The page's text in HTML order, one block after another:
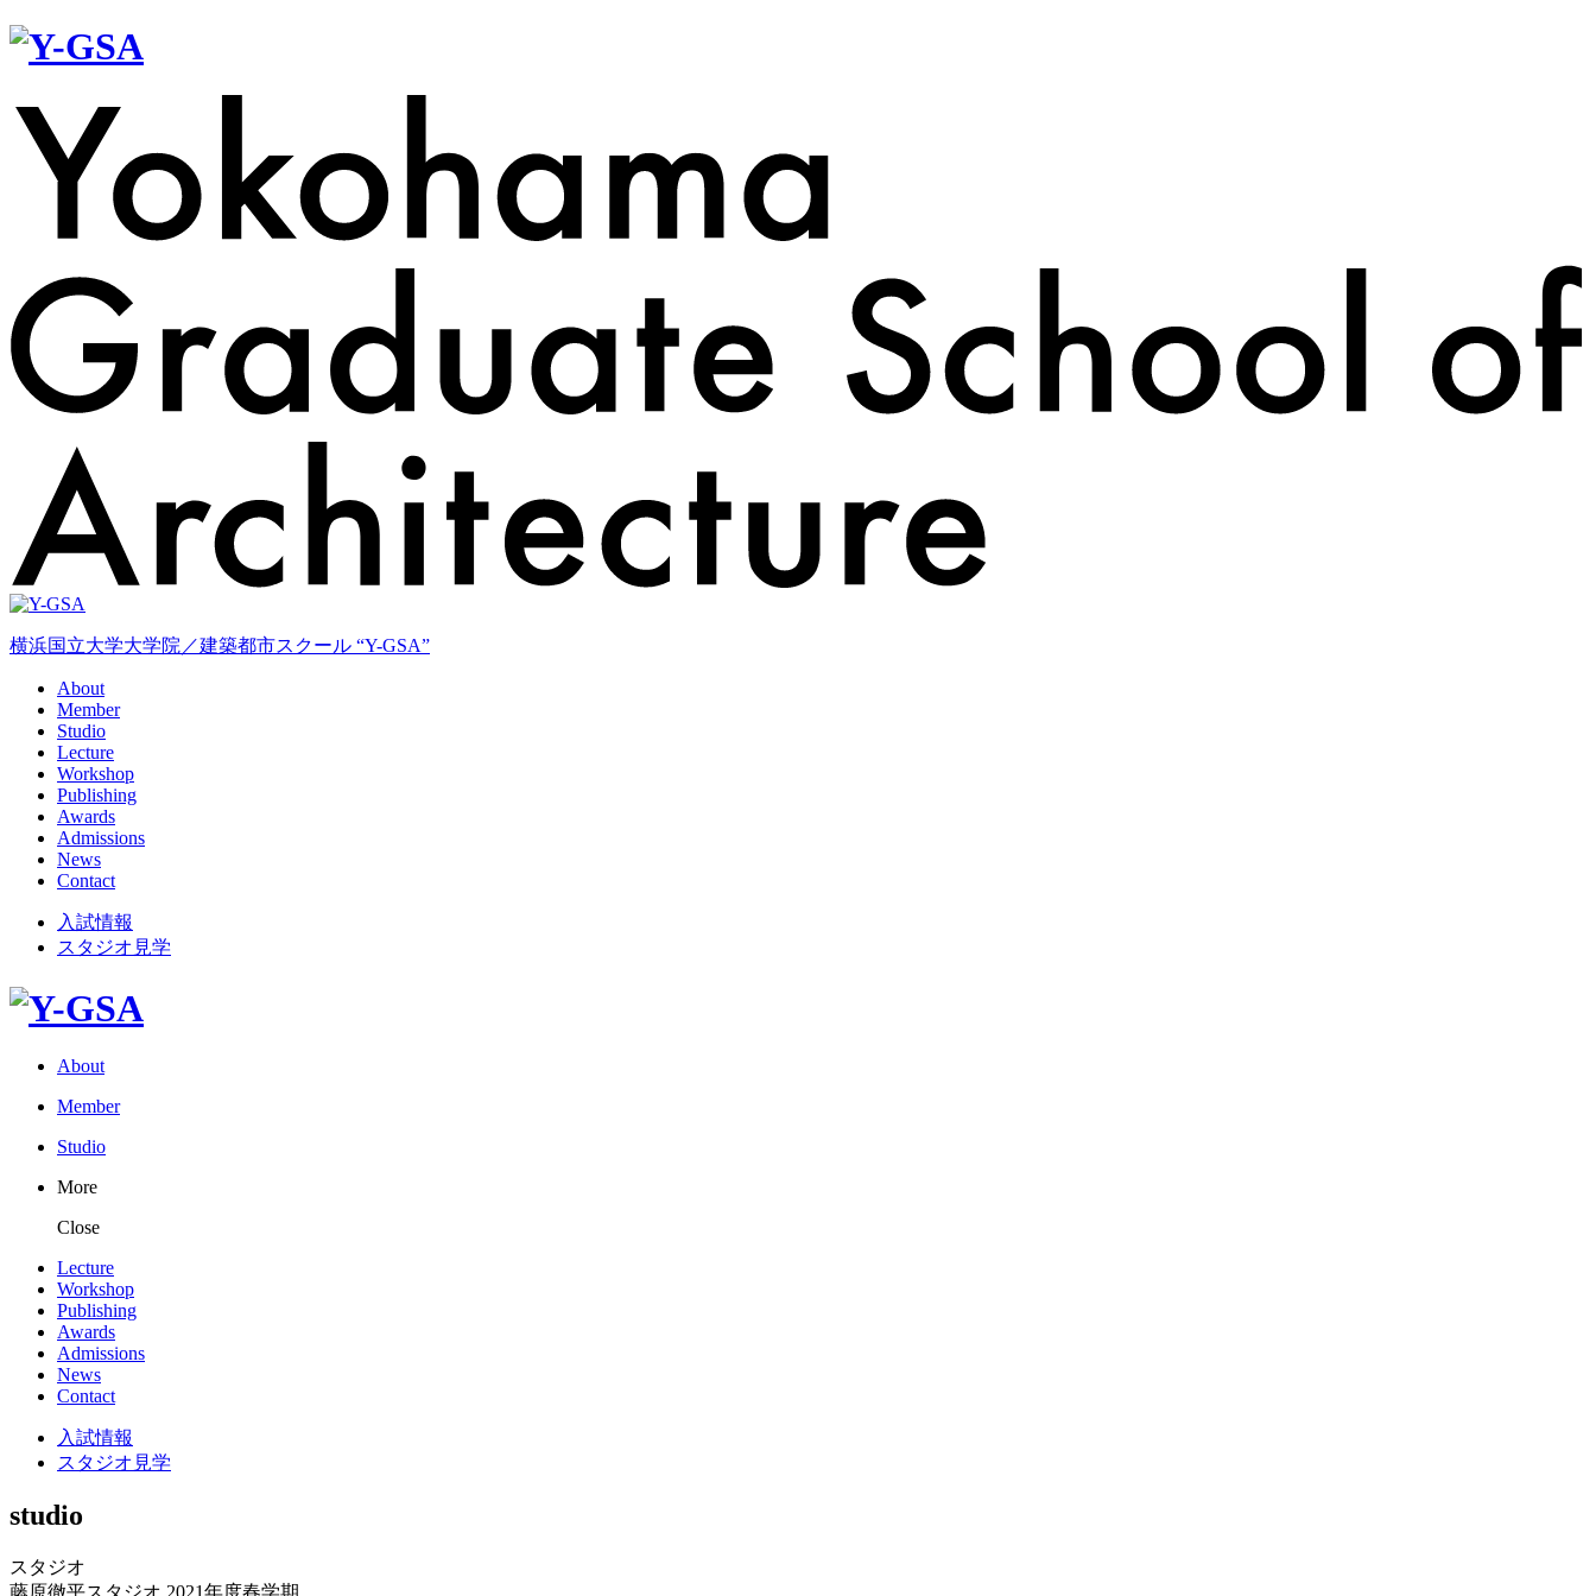
横浜国立大学大学院／建築都市スクール “Y-GSA”
About
Member
Studio
Lecture
Workshop
Publishing
Awards
Admissions
News
Contact
入試情報
スタジオ見学
About
Member
Studio
More
Close
Lecture
Workshop
Publishing
Awards
Admissions
News
Contact
入試情報
スタジオ見学
studio
スタジオ
藤原徹平スタジオ 2021年度春学期